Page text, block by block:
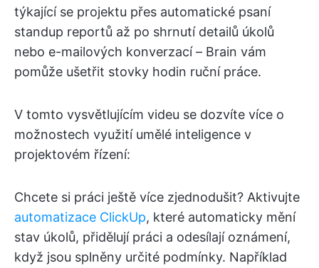
týkající se projektu přes automatické psaní
standup reportů až po shrnutí detailů úkolů
nebo e-mailových konverzací – Brain vám
pomůže ušetřit stovky hodin ruční práce.
V tomto vysvětlujícím videu se dozvíte více o
možnostech využití umělé inteligence v
projektovém řízení:
Chcete si práci ještě více zjednodušit? Aktivujte
automatizace ClickUp, které automaticky mění
stav úkolů, přidělují práci a odesílají oznámení,
když jsou splněny určité podmínky. Například